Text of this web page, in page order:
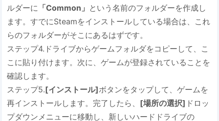
ルダーに 「Common」 という名前のフォルダーを作成し
ます。すでにSteamをインストールしている場合は、これ
らのフォルダーがそこにあるはずです。
ステップ4.ドライブからゲームフォルダをコピーして、こ
こに貼り付けます。次に、ゲームが登録されていることを
確認します。
ステップ5.[インストール]ボタンをタップして、ゲームを
再インストールします。完了したら、 [場所の選択] ドロッ
プダウンメニューに移動し、新しいハードドライブの